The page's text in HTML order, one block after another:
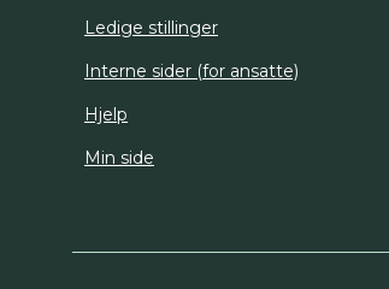
Ledige stillinger
Interne sider (for ansatte)
Hjelp
Min side